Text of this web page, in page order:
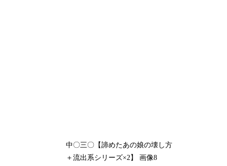
中〇三〇【諦めたあの娘の壊し方
＋流出系シリーズ×2】 画像8